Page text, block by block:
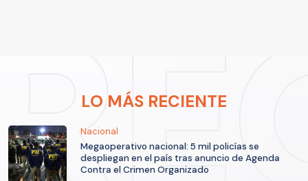
LO MÁS RECIENTE
Nacional
Megaoperativo nacional: 5 mil policías se
despliegan en el país tras anuncio de Agenda
Contra el Crimen Organizado